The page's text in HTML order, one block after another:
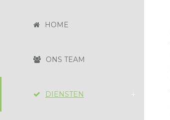
HOME
ONS TEAM
DIENSTEN